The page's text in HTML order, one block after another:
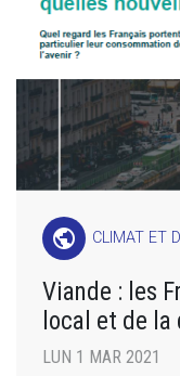
public CLIMAT ET
Viande : les
local et de la
LUN 1 MAR 2021